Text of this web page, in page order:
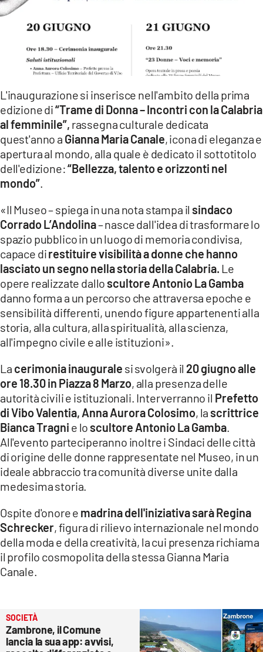
ANDROID
L'inaugurazione si inserisce nell'ambito della prima
edizione di“Trame di Donna – Incontri con la Calabria
al femminile”, rassegna culturale dedicata
quest'anno a Gianna Maria Canale, icona di eleganza e
apertura al mondo, alla quale è dedicato il sottotitolo
dell'edizione:“Bellezza, talento e orizzonti nel
mondo”.
«Il Museo – spiega in una nota stampa il sindaco
Corrado L’Andolina– nasce dall'idea di trasformare lo
spazio pubblico in un luogo di memoria condivisa,
capace direstituire visibilità a donne che hanno
lasciato un segno nella storia della Calabria. Le
opere realizzate dallo scultore Antonio La Gamba
danno forma a un percorso che attraversa epoche e
sensibilità differenti, unendo figure appartenenti alla
storia, alla cultura, alla spiritualità, alla scienza,
all'impegno civile e alle istituzioni».
La cerimonia inaugurale si svolgerà il 20 giugno alle
ore 18.30 in Piazza 8 Marzo, alla presenza delle
autorità civili e istituzionali. Interverranno il Prefetto
di Vibo Valentia, Anna Aurora Colosimo, la scrittrice
Bianca Tragni e lo scultore Antonio La Gamba.
All'evento parteciperanno inoltre i Sindaci delle città
di origine delle donne rappresentate nel Museo, in un
ideale abbraccio tra comunità diverse unite dalla
medesima storia.
Ospite d'onore e madrina dell'iniziativa sarà Regina
Schrecker, figura di rilievo internazionale nel mondo
della moda e della creatività, la cui presenza richiama
il profilo cosmopolita della stessa Gianna Maria
Canale.
SOCIETÀ
Zambrone, il Comune
lancia la sua app: avvisi,